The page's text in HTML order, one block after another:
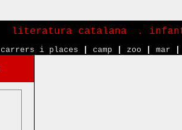
literatura catalana .
carrers i places camp zoo mar